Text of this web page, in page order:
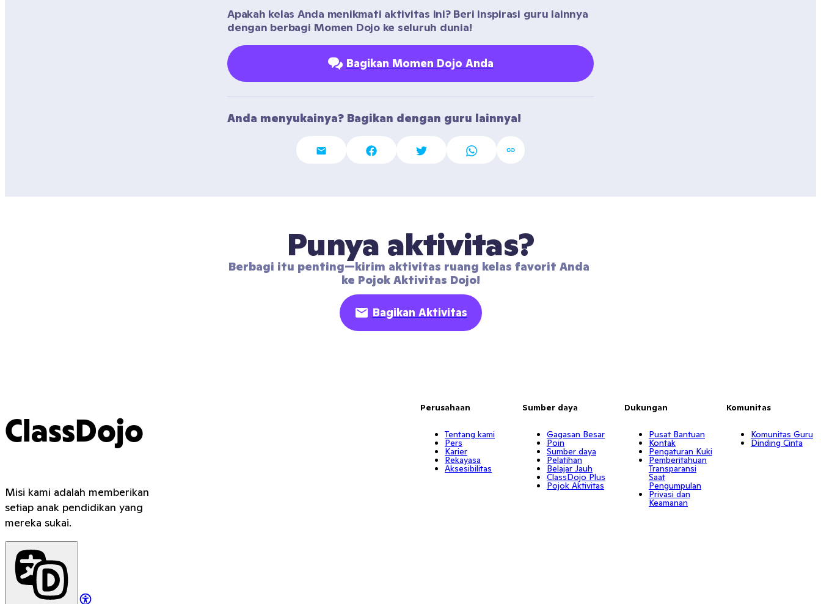
Apakah kelas Anda menikmati aktivitas ini? Beri inspirasi guru lainnya
dengan berbagi Momen Dojo ke seluruh dunia!
Bagikan Momen Dojo Anda
Anda menyukainya? Bagikan dengan guru lainnya!
Punya aktivitas?
Berbagi itu penting—kirim aktivitas ruang kelas favorit Anda
ke Pojok Aktivitas Dojo!
Bagikan Aktivitas
ClassDojo
Misi kami adalah memberikan
setiap anak pendidikan yang
mereka sukai.
Perusahaan
Tentang kami
Pers
Karier
Rekayasa
Aksesibilitas
Sumber daya
Gagasan Besar
Poin
Sumber daya
Pelatihan
Belajar Jauh
ClassDojo Plus
Pojok Aktivitas
Dukungan
Pusat Bantuan
Kontak
Pengaturan Kuki
Pemberitahuan
Transparansi
Saat
Pengumpulan
Privasi dan
Keamanan
Komunitas
Komunitas Guru
Dinding Cinta